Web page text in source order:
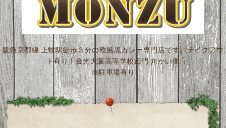
阪急京都線 上牧駅徒歩３分の欧風黒カレー専門店です。テイクアウ
ト有り！金光大阪高等学校正門 向かい側
※駐車場有り